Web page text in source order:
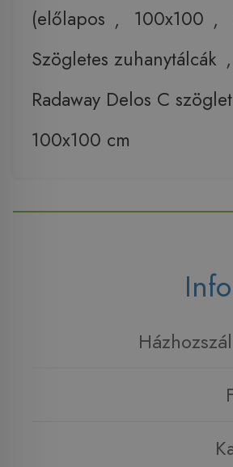
(előlapos , 100x100 ,
Szögletes zuhanytálcák ,
Radaway Delos C
100x100 cm